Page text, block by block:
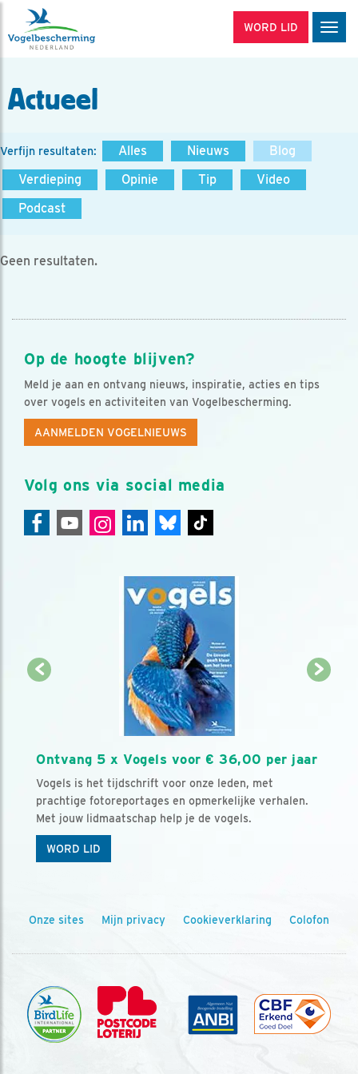
WORD LID
Actueel
Verfijn resultaten: Alles Nieuws
Blog
Verdieping
Opinie Tip
Video
Podcast
Geen resultaten.
Op de hoogte blijven?
Meld je aan en ontvang nieuws, inspiratie, acties en tips
over vogels en activiteiten van Vogelbescherming.
AANMELDEN VOGELNIEUWS
Volg ons via social media
Ontvang 5 x Vogels voor € 36,00 per jaar
Vogels is het tijdschrift voor onze leden, met
prachtige fotoreportages en opmerkelijke verhalen.
Met jouw lidmaatschap help je de vogels.
WORD LID
Onze sites Mijn privacy Cookieverklaring Colofon